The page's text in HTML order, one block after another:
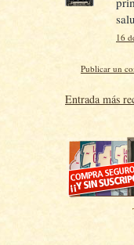
16
Publicar un
Entrada más